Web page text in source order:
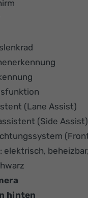
(Lane Assist)
(Side Assist)
elektrisch,
hinten